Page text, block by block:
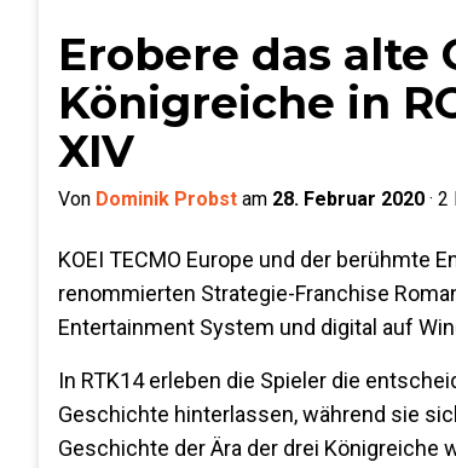
Erobere das alte
Königreiche in
XIV
Von Dominik Probst am 28. Februar 2020 · 2
KOEI TECMO Europe und der berühmte
renommierten Strategie-Franchise
Entertainment System und digital auf
In RTK14 erleben die Spieler die
Geschichte hinterlassen, während sie
Geschichte der Ära der drei Königreiche